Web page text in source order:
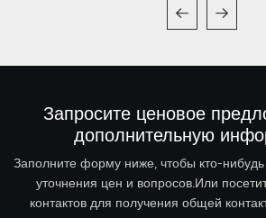
Запросите ценовое
дополнительную
Заполните форму ниже, чтобы кто-
уточнения цен и вопросов.Или
контактов для получения общей